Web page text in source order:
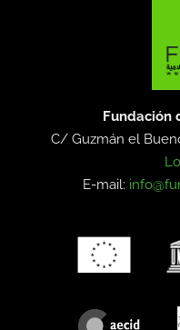
Fundación
C/ Guzmán el
E-mail: